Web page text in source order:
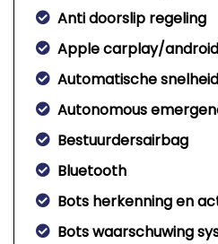
Anti doorslip regeling
Apple carplay/
Automatische
Autonomous
Bestuurdersairbag
Bluetooth
Bots herkenning en
Bots waarschuwing